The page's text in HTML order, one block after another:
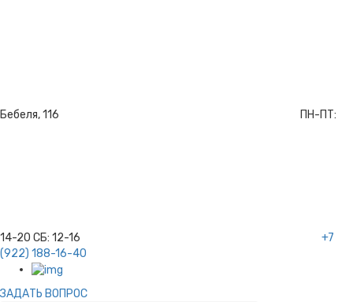
Бебеля, 116 ПН-ПТ:
14-20 СБ: 12-16
+7
(922) 188-16-40
ЗАДАТЬ ВОПРОС